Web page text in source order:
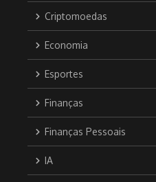
Criptomoedas
Economia
Esportes
Finanças
Finanças Pessoais
IA